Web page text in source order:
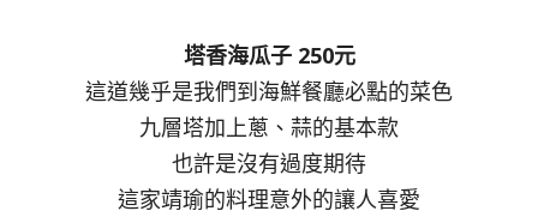
塔香海瓜子 250元
這道幾乎是我們到海鮮餐廳必點的菜色
九層塔加上蔥、蒜的基本款
也許是沒有過度期待
這家靖瑜的料理意外的讓人喜愛